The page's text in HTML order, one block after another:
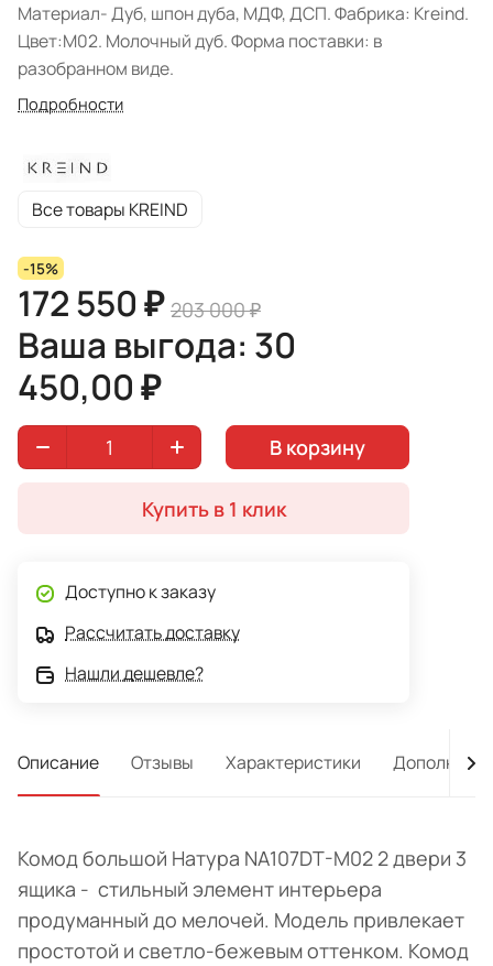
Материал- Дуб, шпон дуба, МДФ, ДСП. Фабрика: Kreind.
Цвет:M02. Молочный дуб. Форма поставки: в
разобранном виде.
Подробности
Все товары KREIND
-15%
172 550 ₽ 203 000 ₽
Ваша выгода: 30
450,00 ₽
В корзину
Купить в 1 клик
Доступно к заказу
Рассчитать доставку
Нашли дешевле?
Описание Отзывы Характеристики
Комод большой Натура NA107DT-M02 2 двери 3
ящика - стильный элемент интерьера
продуманный до мелочей. Модель привлекает
простотой и светло-бежевым оттенком. Комод